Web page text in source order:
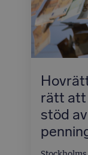
rätt att
stöd av